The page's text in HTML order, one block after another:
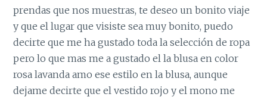
prendas que nos muestras, te deseo un bonito viaje
y que el lugar que visiste sea muy bonito, puedo
decirte que me ha gustado toda la selección de ropa
pero lo que mas me a gustado el la blusa en color
rosa lavanda amo ese estilo en la blusa, aunque
dejame decirte que el vestido rojo y el mono me